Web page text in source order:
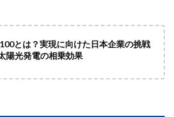
とは？実現に向けた日本企業の挑戦
陽光発電の相乗効果